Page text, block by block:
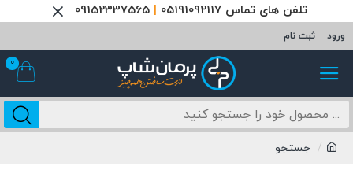
تلفن های تماس 05191092117 09152337565
ورود ثبت نام
0
جستجو